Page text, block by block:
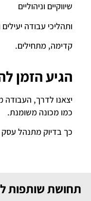
שיווקיים וניהוליים
ותהליכי עבודה
קדימה, מתחילים.
הגיע הזמן
יצאנו לדרך,
כמו מכונה משומנת.
כך בדיוק מתנהל עסק
תחושת שותפות